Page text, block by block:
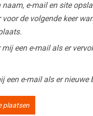
naam, e-mail en site
voor de volgende keer
mij een e-mail als er
een e-mail als er nieuwe